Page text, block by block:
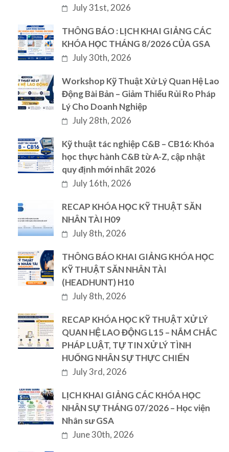
July 31st, 2026
THÔNG BÁO : LỊCH KHAI GIẢNG CÁC
KHÓA HỌC THÁNG 8/2026 CỦA GSA
July 30th, 2026
Workshop Kỹ Thuật Xử Lý Quan Hệ Lao
Động Bài Bản – Giảm Thiểu Rủi Ro Pháp
Lý Cho Doanh Nghiệp
July 28th, 2026
Kỹ thuật tác nghiệp C&B – CB16: Khóa
học thực hành C&B từ A-Z, cập nhật
quy định mới nhất 2026
July 16th, 2026
RECAP KHÓA HỌC KỸ THUẬT SĂN
NHÂN TÀI H09
July 8th, 2026
THÔNG BÁO KHAI GIẢNG KHÓA HỌC
KỸ THUẬT SĂN NHÂN TÀI
(HEADHUNT) H10
July 8th, 2026
RECAP KHÓA HỌC KỸ THUẬT XỬ LÝ
QUAN HỆ LAO ĐỘNG L15 – NẮM CHẮC
PHÁP LUẬT, TỰ TIN XỬ LÝ TÌNH
HUỐNG NHÂN SỰ THỰC CHIẾN
July 3rd, 2026
LỊCH KHAI GIẢNG CÁC KHÓA HỌC
NHÂN SỰ THÁNG 07/2026 – Học viện
Nhân sư GSA
June 30th, 2026